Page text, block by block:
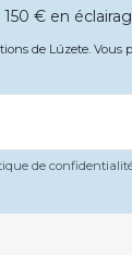
€ en
de Lúzete.
de